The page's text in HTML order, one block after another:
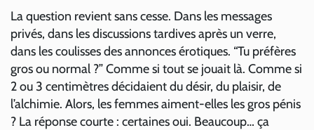
La question revient sans cesse. Dans les messages
privés, dans les discussions tardives après un verre,
dans les coulisses des annonces érotiques. “Tu préfères
gros ou normal ?” Comme si tout se jouait là. Comme si
2 ou 3 centimètres décidaient du désir, du plaisir, de
l’alchimie. Alors, les femmes aiment-elles les gros pénis
? La réponse courte : certaines oui. Beaucoup… ça